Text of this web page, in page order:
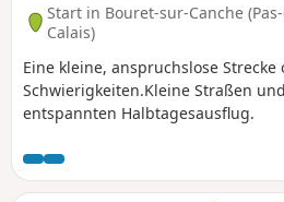
Start in Bouret-sur-Canche
Calais)
Eine kleine, anspruchslose Strecke
Schwierigkeiten.Kleine Straßen
entspannten Halbtagesausflug.